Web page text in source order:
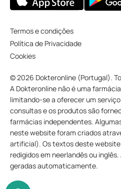
Termos e condições
Política de Privacidade
Cookies
© 2026 Dokteronline (Portugal).
A Dokteronline não é uma
limitando-se a oferecer um
consultas e os produtos são
farmácias independentes.
neste website foram criados
artificial). Os textos deste
redigidos em neerlandês ou
geradas automaticamente.